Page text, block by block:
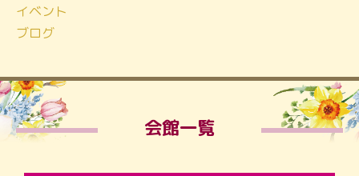
イベント
ブログ
会館一覧